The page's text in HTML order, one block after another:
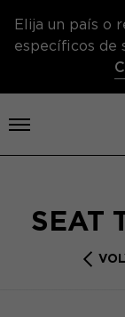
Elija un país o
específicos de
Abrir el menú
SEAT